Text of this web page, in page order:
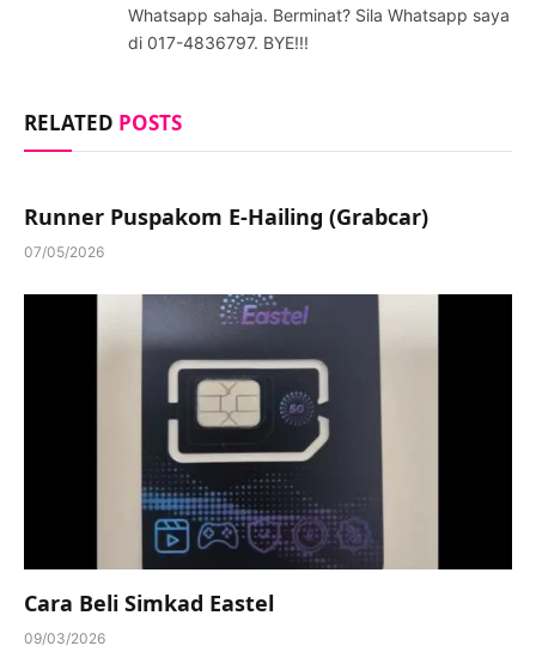
Whatsapp sahaja. Berminat? Sila Whatsapp saya
di 017-4836797. BYE!!!
RELATED POSTS
Runner Puspakom E-Hailing (Grabcar)
07/05/2026
Cara Beli Simkad Eastel
09/03/2026